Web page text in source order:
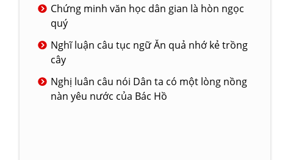
Chứng minh văn học dân gian là hòn ngọc
quý
Nghĩ luận câu tục ngữ Ăn quả nhớ kẻ trồng
cây
Nghị luân câu nói Dân ta có một lòng nồng
nàn yêu nước của Bác Hồ